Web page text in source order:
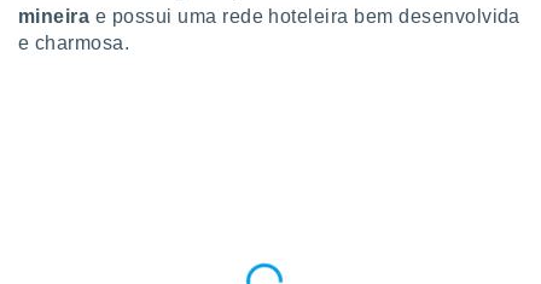
qual se
mineira e possui uma rede hoteleira bem desenvolvida
e charmosa.